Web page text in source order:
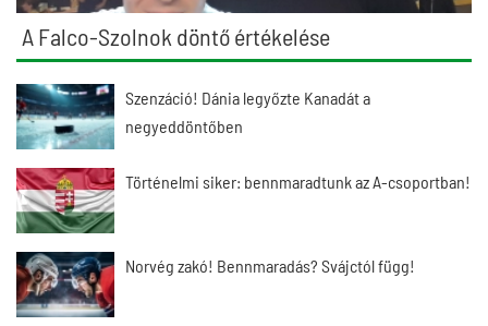
A Falco-Szolnok döntő értékelése
Szenzáció! Dánia legyőzte Kanadát a
negyeddöntőben
Történelmi siker: bennmaradtunk az A-csoportban!
Norvég zakó! Bennmaradás? Svájctól függ!